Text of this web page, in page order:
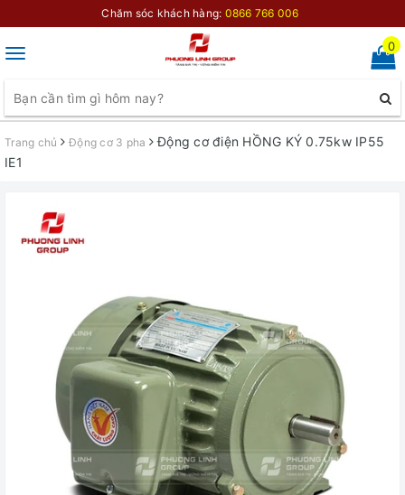
Chăm sóc khách hàng: 0866 766 006
Toggle
0
Trang chủ Động cơ 3 pha
Động cơ điện HỒNG KÝ 0.75kw IP55
IE1